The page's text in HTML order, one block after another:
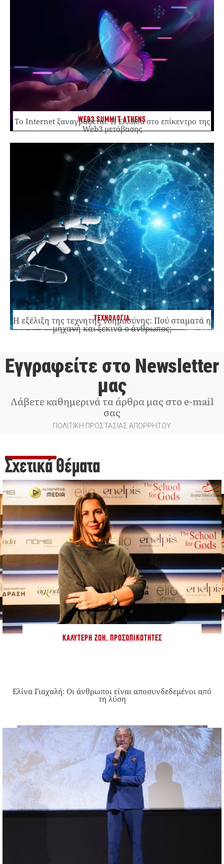
WEB3 SUMMIT ATHENS
Το Internet ξαναγράφεται. Η Ελλάδα στο επίκεντρο της
Web3 μετάβασης
ΤΕΧΝΟΛΟΓΙΑ
Η εξέλιξη της τεχνητής νοημοσύνης: Πού σταματά η
μηχανή και ξεκινά ο άνθρωπος;
Εγγραφείτε στο Newsletter
μας
Λάβετε καθημερινά τα άρθρα μας στο e-mail
σας
ΠΟΛΙΤΙΚΗ ΠΡΟΣΤΑΣΙΑΣ ΑΠΟΡΡΗΤΟΥ
Σχετικά Θέματα
ΚΑΛΎΤΕΡΗ ΖΩΉ, ΠΡΟΣΩΠΙΚΌΤΗΤΕΣ
Ελίνα Γιαχαλή: Οι άνθρωποι είναι αποσυνδεδεμένοι από
τη λύση